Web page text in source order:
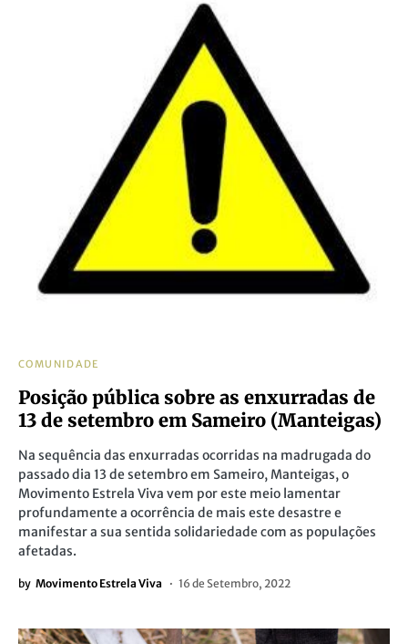
COMUNIDADE
Posição pública sobre as enxurradas de
13 de setembro em Sameiro (Manteigas)
Na sequência das enxurradas ocorridas na madrugada do
passado dia 13 de setembro em Sameiro, Manteigas, o
Movimento Estrela Viva vem por este meio lamentar
profundamente a ocorrência de mais este desastre e
manifestar a sua sentida solidariedade com as populações
afetadas.
by Movimento Estrela Viva 16 de Setembro, 2022